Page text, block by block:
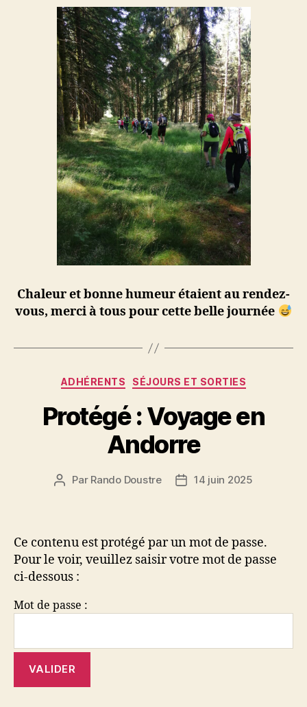
Chaleur et bonne humeur étaient au rendez-
vous, merci à tous pour cette belle journée
Catégories
ADHÉRENTS SÉJOURS ET SORTIES
Protégé : Voyage en
Andorre
Auteur
Par Rando Doustre
Date14 juin 2025
Ce contenu est protégé par un mot de passe.
Pour le voir, veuillez saisir votre mot de passe
ci-dessous :
Mot de passe :